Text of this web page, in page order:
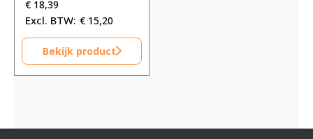
€ 18,39
€ 15,20
Bekijk product